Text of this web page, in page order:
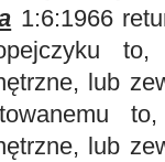
1:6:1966
lub
lub